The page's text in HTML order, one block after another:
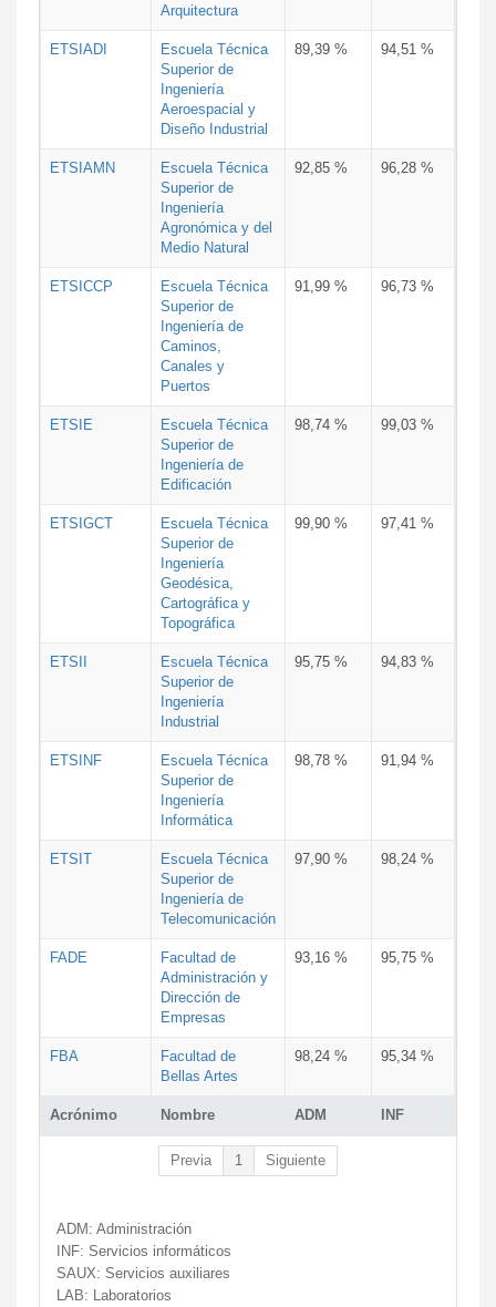
Acrónimo Nombre ADM INF
Arquitectura
ETSIADI
Escuela Técnica
Superior de
Ingeniería
Aeroespacial y
Diseño Industrial
89,39 % 94,51 %
ETSIAMN
Escuela Técnica
Superior de
Ingeniería
Agronómica y del
Medio Natural
92,85 % 96,28 %
ETSICCP
Escuela Técnica
Superior de
Ingeniería de
Caminos,
Canales y
Puertos
91,99 % 96,73 %
ETSIE
Escuela Técnica
Superior de
Ingeniería de
Edificación
98,74 % 99,03 %
ETSIGCT
Escuela Técnica
Superior de
Ingeniería
Geodésica,
Cartográfica y
Topográfica
99,90 % 97,41 %
ETSII
Escuela Técnica
Superior de
Ingeniería
Industrial
95,75 % 94,83 %
ETSINF
Escuela Técnica
Superior de
Ingeniería
Informática
98,78 % 91,94 %
ETSIT
Escuela Técnica
Superior de
Ingeniería de
Telecomunicación
97,90 % 98,24 %
FADE
Facultad de
Administración y
Dirección de
Empresas
93,16 % 95,75 %
FBA
Facultad de
Bellas Artes
98,24 % 95,34 %
Previa 1 Siguiente
ADM: Administración
INF: Servicios informáticos
SAUX: Servicios auxiliares
LAB: Laboratorios